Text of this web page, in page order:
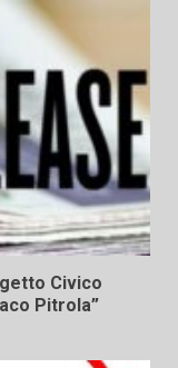
Civico
Pitrola”